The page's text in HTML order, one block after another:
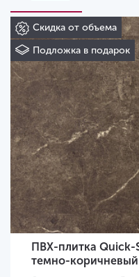
Скидка от объема
Подложка в подарок
ПВХ-плитка
темно-коричневый